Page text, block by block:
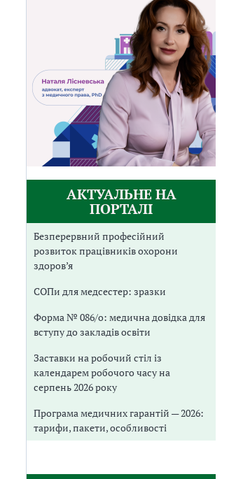
АКТУАЛЬНЕ НА
ПОРТАЛІ
Безперервний професійний
розвиток працівників охорони
здоров’я
СОПи для медсестер: зразки
Форма № 086/о: медична довідка для
вступу до закладів освіти
Заставки на робочий стіл із
календарем робочого часу на
серпень 2026 року
Програма медичних гарантій — 2026:
тарифи, пакети, особливості